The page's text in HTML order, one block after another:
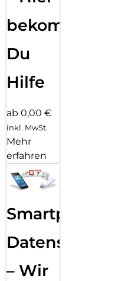
bekommst
Du
Hilfe
ab 0,00 €
inkl. MwSt.
Mehr
erfahren
Smartphone
– Wir